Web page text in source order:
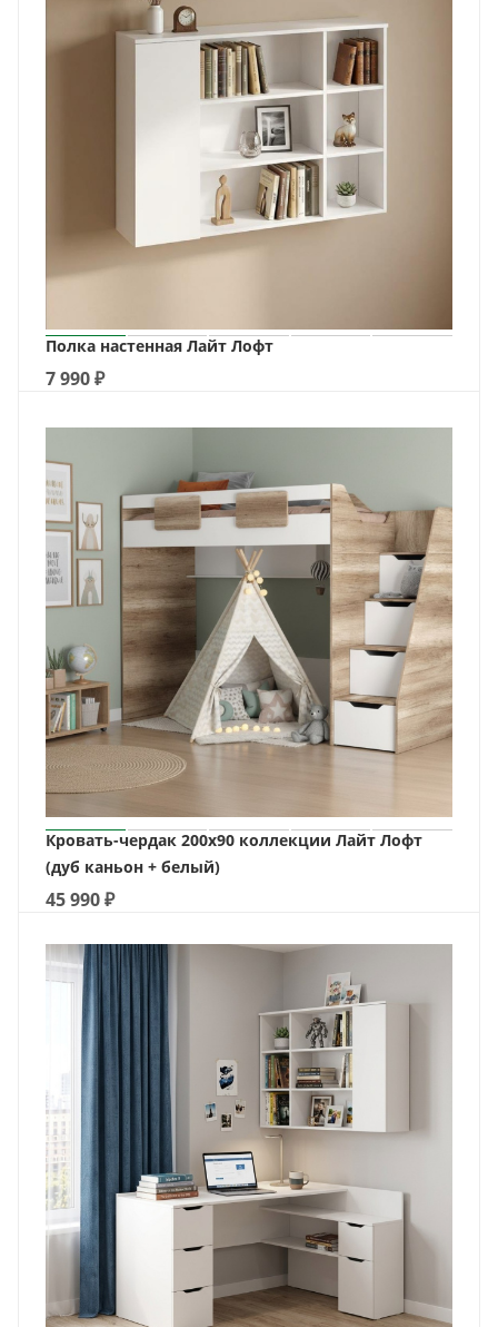
Полка настенная Лайт Лофт
7 990₽
Кровать-чердак 200х90 коллекции Лайт Лофт
(дуб каньон + белый)
45 990₽